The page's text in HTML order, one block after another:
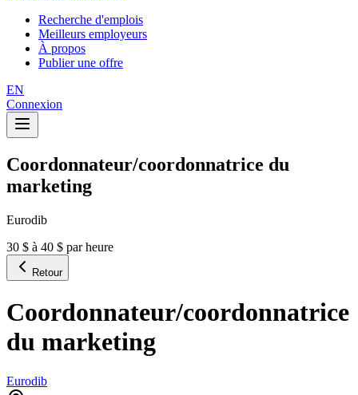
Recherche d'emplois
Meilleurs employeurs
À propos
Publier une offre
EN
Connexion
Coordonnateur/coordonnatrice du
marketing
Eurodib
30 $ à 40 $ par heure
Retour
Coordonnateur/coordonnatrice
du marketing
Eurodib